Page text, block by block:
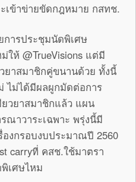
เข้าข่ายขัดกฎหมาย กสทช.
การประชุมนัดพิเศษ
ห้ @TrueVisions แต่มี
ยาสมาชิกคู่ขนานด้วย ทั้งนี้
ไม่ได้มีผลผูกมัดต่อการ
ยวยาสมาชิกแล้ว แผน
ณาวาระเฉพาะ พรุ่งนี้มี
งกรอบงบประมาณปี 2560
carryที่ คสช.ใช้มาตรา
เศษไหม